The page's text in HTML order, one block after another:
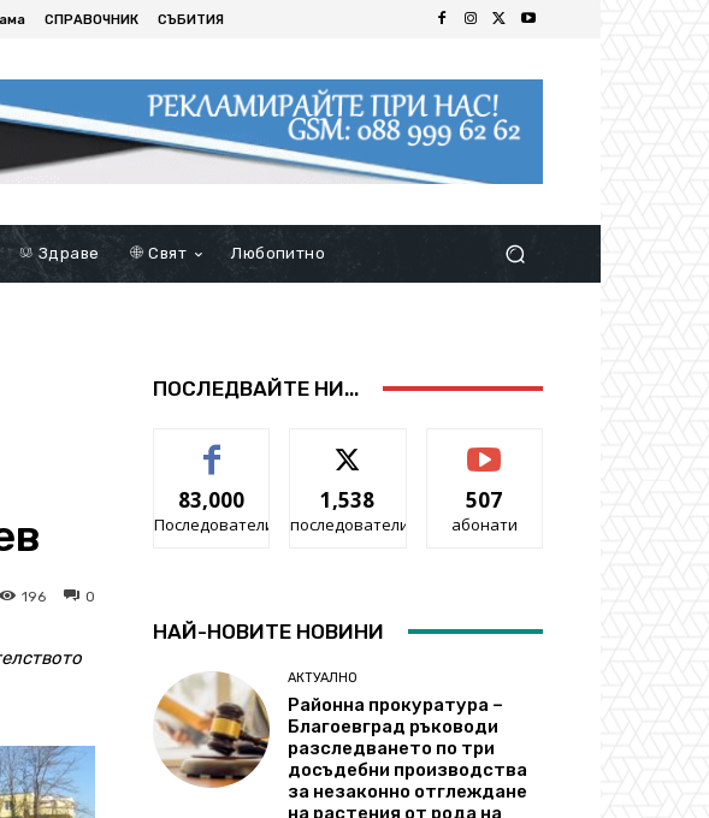
СПРАВОЧНИК СЪБИТИЯ
Здраве Свят Любопитно
0
196
ПОСЛЕДВАЙТЕ НИ...
83,000
Последователи
1,538
последователи
507
абонати
НАЙ-НОВИТЕ НОВИНИ
АКТУАЛНО
Районна прокуратура –
Благоевград ръководи
разследването по три
досъдебни производства
за незаконно отглеждане
на растения от рода на